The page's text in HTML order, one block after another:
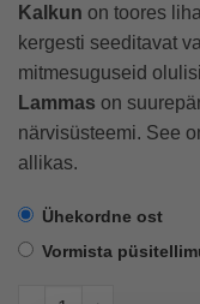
Kalkun on toores
kergesti seeditavat
mitmesuguseid
Lammas on
närvisüsteemi. See
allikas.
Ühekordne ost
Vormista
Kalkun ja Lammas